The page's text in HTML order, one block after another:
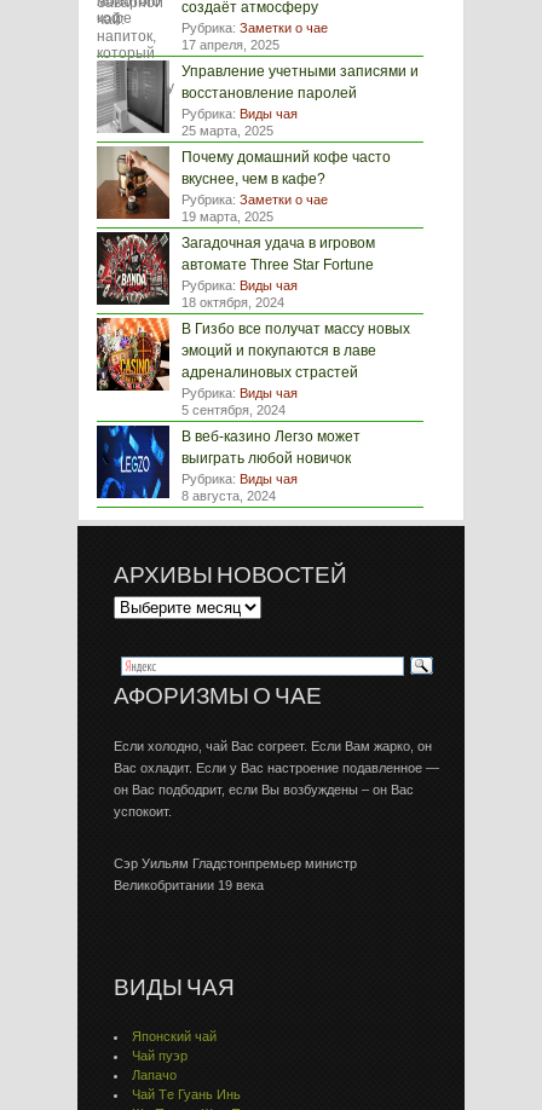
создаёт атмосферу
Рубрика: Заметки о чае
17 апреля, 2025
Управление учетными записями и
восстановление паролей
Рубрика: Виды чая
25 марта, 2025
Почему домашний кофе часто
вкуснее, чем в кафе?
Рубрика: Заметки о чае
19 марта, 2025
Загадочная удача в игровом
автомате Three Star Fortune
Рубрика: Виды чая
18 октября, 2024
В Гизбо все получат массу новых
эмоций и покупаются в лаве
адреналиновых страстей
Рубрика: Виды чая
5 сентября, 2024
В веб-казино Легзо может
выиграть любой новичок
Рубрика: Виды чая
8 августа, 2024
АРХИВЫ НОВОСТЕЙ
АФОРИЗМЫ О ЧАЕ
Если холодно, чай Вас согреет. Если Вам жарко, он
Вас охладит. Если у Вас настроение подавленное —
он Вас подбодрит, если Вы возбуждены – он Вас
успокоит.
Сэр Уильям Гладстонпремьер министр
Великобритании 19 века
ВИДЫ ЧАЯ
Японский чай
Чай пуэр
Лапачо
Чай Тe Гуaнь Инь